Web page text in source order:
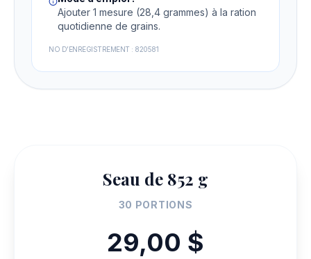
Ajouter 1 mesure (28,4 grammes) à la ration
quotidienne de grains.
NO D’ENREGISTREMENT : 820581
Seau de 852 g
30 PORTIONS
29,00 $